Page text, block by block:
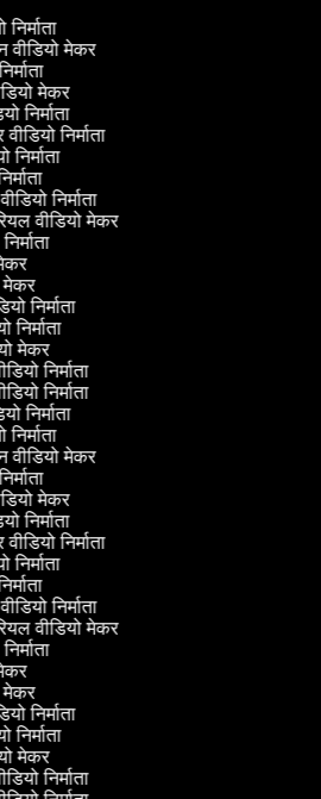
निर्माता
वीडियो मेकर
मेकर
निर्माता
निर्माता
निर्माता
निर्माता
वीडियो मेकर
मेकर
निर्माता
निर्माता
मेकर
निर्माता
निर्माता
निर्माता
निर्माता
वीडियो मेकर
मेकर
निर्माता
निर्माता
निर्माता
निर्माता
वीडियो मेकर
मेकर
निर्माता
निर्माता
मेकर
निर्माता